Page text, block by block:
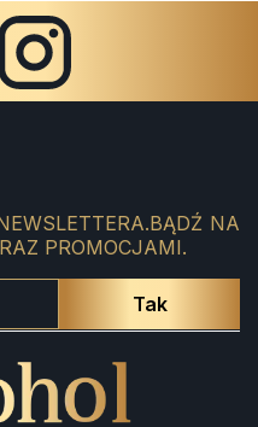
Instagram
NA
PROMOCJAMI.